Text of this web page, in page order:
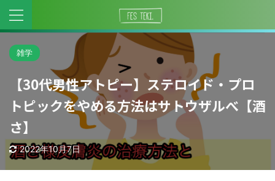
雑学
【30代男性アトピー】ステロイド・プロ
トピックをやめる方法はサトウザルべ【酒
さ】
2022年10月7日